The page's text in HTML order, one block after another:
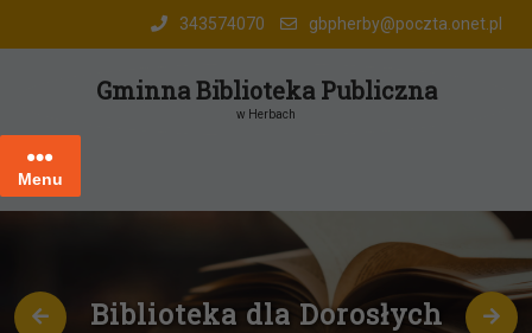
343574070 gbpherby@poczta.onet.pl
Gminna Biblioteka Publiczna
w Herbach
Menu
Biblioteka dla Dorosłych